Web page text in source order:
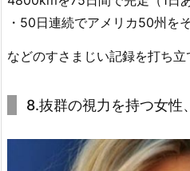
・50日連続でアメリカ50州を
などのすさまじい記録を打ち立
8.抜群の視力を持つ女性